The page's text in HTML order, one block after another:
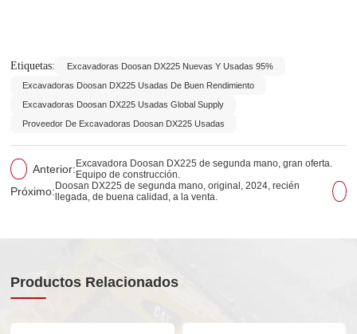
Etiquetas:
Excavadoras Doosan DX225 Nuevas Y Usadas 95%
Excavadoras Doosan DX225 Usadas De Buen Rendimiento
Excavadoras Doosan DX225 Usadas Global Supply
Proveedor De Excavadoras Doosan DX225 Usadas
Anterior: Excavadora Doosan DX225 de segunda mano, gran oferta.
Equipo de construcción.
Próximo:Doosan DX225 de segunda mano, original, 2024, recién
llegada, de buena calidad, a la venta.
Productos Relacionados